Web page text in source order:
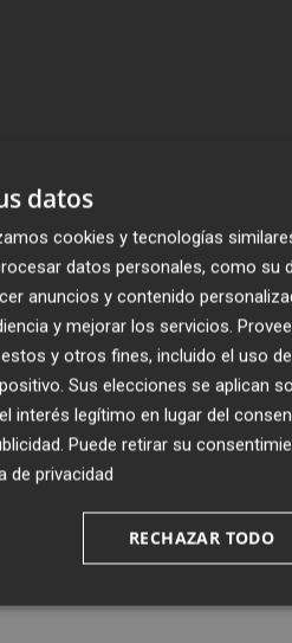
datos
cookies y tecnologías
datos personales, como su
anuncios y contenido
y mejorar los servicios.
y otros fines, incluido el uso
Sus elecciones se aplican
interés legítimo en lugar del
. Puede retirar su
de privacidad
RECHAZAR TODO